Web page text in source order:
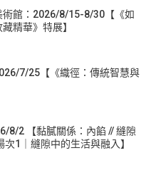
術館：2026/8/15-8/30【《如
精華》特展】
7/25【《織徑：傳統智慧與
8/2 【黏膩關係：內餡 // 縫隙
1｜縫隙中的生活與融入】